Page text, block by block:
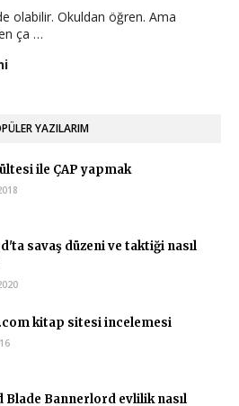
olabilir. Okuldan öğren. Ama
ça …
buna müsaade ediyorsa
iktisadi ve finans bölümünde çap
yapamazsınız. Ayrıca bundan
ta …
YAZILARIM
ile ÇAP yapmak
savaş düzeni ve taktiği nasıl
kitap sitesi incelemesi
Blade Bannerlord evlilik nasıl